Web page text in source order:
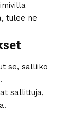
tulee ne
se, salliiko
sallittuja,